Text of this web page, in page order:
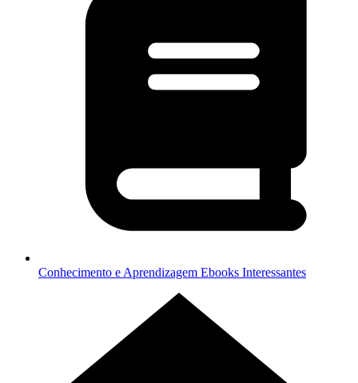
Conhecimento e Aprendizagem Ebooks Interessantes